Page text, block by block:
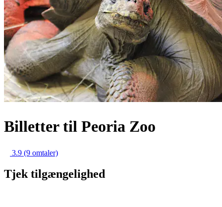
Billetter til Peoria Zoo
3.9 (9 omtaler)
Tjek tilgængelighed